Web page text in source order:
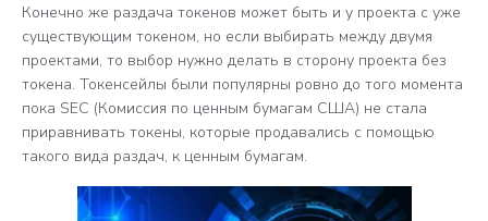
Конечно же раздача токенов может быть и у проекта с уже
существующим токеном, но если выбирать между двумя
проектами, то выбор нужно делать в сторону проекта без
токена. Токенсейлы были популярны ровно до того момента
пока SEC (Комиссия по ценным бумагам США) не стала
приравнивать токены, которые продавались с помощью
такого вида раздач, к ценным бумагам.